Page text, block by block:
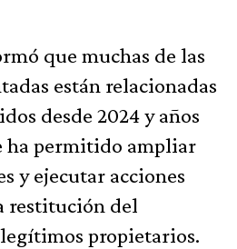
que muchas de las
están relacionadas
desde 2024 y años
ha permitido ampliar
y ejecutar acciones
restitución del
propietarios.